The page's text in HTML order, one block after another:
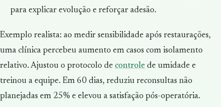
para explicar evolução e reforçar adesão.
Exemplo realista: ao medir sensibilidade após restaurações,
uma clínica percebeu aumento em casos com isolamento
relativo. Ajustou o protocolo de controle de umidade e
treinou a equipe. Em 60 dias, reduziu reconsultas não
planejadas em 25% e elevou a satisfação pós-operatória.